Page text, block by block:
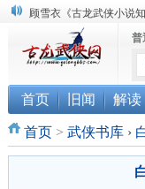
顾雪衣《古龙武侠小说
“武侠书库”查缺补漏活
《古龙小说原貌探究》修
普
首页 旧闻 解读
首页> 武侠书库 ›